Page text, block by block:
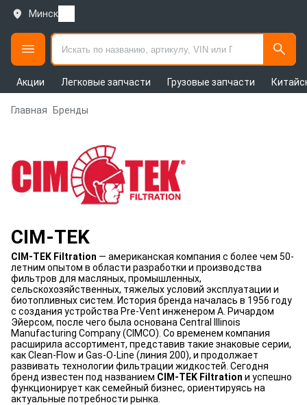
Минск
Акции Легковые запчасти Грузовые запчасти
Главная Бренды
CIM-TEK
CIM-TEK Filtration — американская компания с более чем 50-
летним опытом в области разработки и производства
фильтров для масляных, промышленных,
сельскохозяйственных, тяжелых условий эксплуатации и
биотопливных систем. История бренда началась в 1956 году
с создания устройства Pre-Vent инженером А. Ричардом
Эйерсом, после чего была основана Central Illinois
Manufacturing Company (CIMCO). Со временем компания
расширила ассортимент, представив такие знаковые серии,
как Clean-Flow и Gas-O-Line (линия 200), и продолжает
развивать технологии фильтрации жидкостей. Сегодня
бренд известен под названием CIM-TEK Filtration и успешно
функционирует как семейный бизнес, ориентируясь на
актуальные потребности рынка.